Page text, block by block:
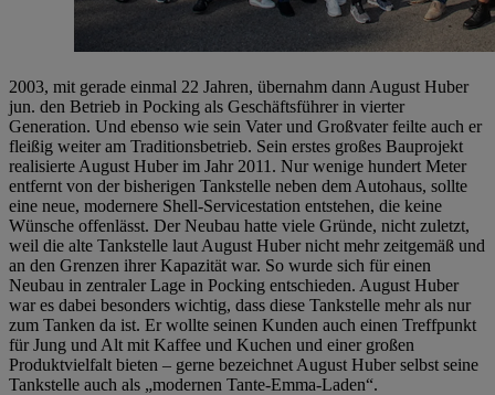
2003, mit gerade einmal 22 Jahren, übernahm dann August Huber
jun. den Betrieb in Pocking als Geschäftsführer in vierter
Generation. Und ebenso wie sein Vater und Großvater feilte auch er
fleißig weiter am Traditionsbetrieb. Sein erstes großes Bauprojekt
realisierte August Huber im Jahr 2011. Nur wenige hundert Meter
entfernt von der bisherigen Tankstelle neben dem Autohaus, sollte
eine neue, modernere Shell-Servicestation entstehen, die keine
Wünsche offenlässt. Der Neubau hatte viele Gründe, nicht zuletzt,
weil die alte Tankstelle laut August Huber nicht mehr zeitgemäß und
an den Grenzen ihrer Kapazität war. So wurde sich für einen
Neubau in zentraler Lage in Pocking entschieden. August Huber
war es dabei besonders wichtig, dass diese Tankstelle mehr als nur
zum Tanken da ist. Er wollte seinen Kunden auch einen Treffpunkt
für Jung und Alt mit Kaffee und Kuchen und einer großen
Produktvielfalt bieten – gerne bezeichnet August Huber selbst seine
Tankstelle auch als „modernen Tante-Emma-Laden“.